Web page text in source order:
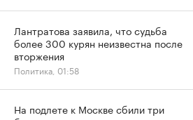
Лантратова заявила, что судьба
более 300 курян неизвестна после
вторжения
Политика, 01:58
На подлете к Москве сбили три